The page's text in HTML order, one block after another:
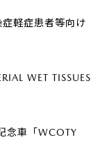
軽症患者等向け
WET TISSUES
念車「WCOTY